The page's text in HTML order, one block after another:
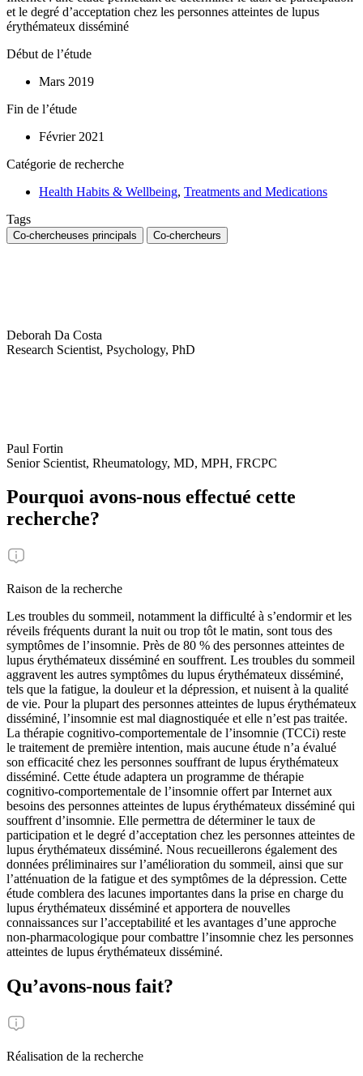
et le degré d’acceptation chez les personnes atteintes de lupus
érythémateux disséminé
Début de l’étude
Mars 2019
Fin de l’étude
Février 2021
Catégorie de recherche
Health Habits & Wellbeing, Treatments and Medications
Tags
Co-chercheuses principals Co-chercheurs
Deborah Da Costa
Research Scientist, Psychology, PhD
Paul Fortin
Senior Scientist, Rheumatology, MD, MPH, FRCPC
Pourquoi avons-nous effectué cette
recherche?
Raison de la recherche
Les troubles du sommeil, notamment la difficulté à s’endormir et les
réveils fréquents durant la nuit ou trop tôt le matin, sont tous des
symptômes de l’insomnie. Près de 80 % des personnes atteintes de
lupus érythémateux disséminé en souffrent. Les troubles du sommeil
aggravent les autres symptômes du lupus érythémateux disséminé,
tels que la fatigue, la douleur et la dépression, et nuisent à la qualité
de vie. Pour la plupart des personnes atteintes de lupus érythémateux
disséminé, l’insomnie est mal diagnostiquée et elle n’est pas traitée.
La thérapie cognitivo-comportementale de l’insomnie (TCCi) reste
le traitement de première intention, mais aucune étude n’a évalué
son efficacité chez les personnes souffrant de lupus érythémateux
disséminé. Cette étude adaptera un programme de thérapie
cognitivo-comportementale de l’insomnie offert par Internet aux
besoins des personnes atteintes de lupus érythémateux disséminé qui
souffrent d’insomnie. Elle permettra de déterminer le taux de
participation et le degré d’acceptation chez les personnes atteintes de
lupus érythémateux disséminé. Nous recueillerons également des
données préliminaires sur l’amélioration du sommeil, ainsi que sur
l’atténuation de la fatigue et des symptômes de la dépression. Cette
étude comblera des lacunes importantes dans la prise en charge du
lupus érythémateux disséminé et apportera de nouvelles
connaissances sur l’acceptabilité et les avantages d’une approche
non-pharmacologique pour combattre l’insomnie chez les personnes
atteintes de lupus érythémateux disséminé.
Qu’avons-nous fait?
Réalisation de la recherche